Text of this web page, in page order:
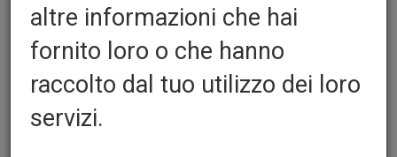
Misure Fogli 250x500:
Durezze disponibili:
altre informazioni che hai
fornito loro o che hanno
raccolto dal tuo utilizzo dei loro
servizi.